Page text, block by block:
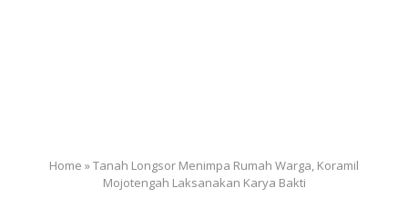
Home »Tanah Longsor Menimpa Rumah Warga, Koramil
Mojotengah Laksanakan Karya Bakti